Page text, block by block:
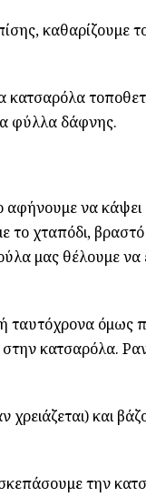
καθαρίζουμε
κατσαρόλα
φύλλα δάφνης.
αφήνουμε να
χταπόδι,
μας θέλουμε να
ταυτόχρονα όμως
κατσαρόλα.
και
την